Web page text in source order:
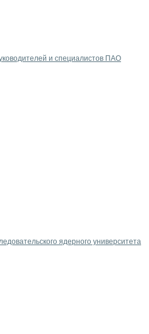
и специалистов ПАО
ядерного университета